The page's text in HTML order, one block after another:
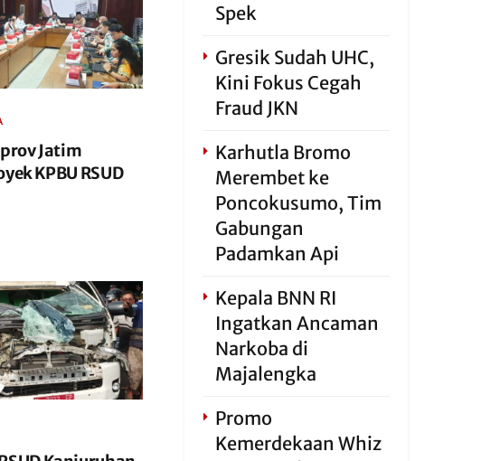
Jatim
KPBU RSUD
Spek
Gresik Sudah UHC,
Kini Fokus Cegah
Fraud JKN
Karhutla Bromo
Merembet ke
Poncokusumo, Tim
Gabungan
Padamkan Api
Kepala BNN RI
Ingatkan Ancaman
Narkoba di
Majalengka
Promo
Kemerdekaan Whiz